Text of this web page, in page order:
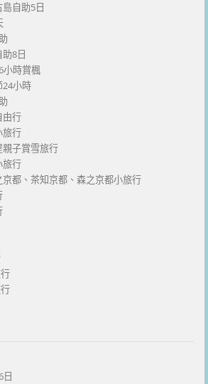
自助5日
8日
小時賞楓
24小時
由行
旅行
親子賞雪旅行
旅行
都、茶知京都、森之京都小旅行